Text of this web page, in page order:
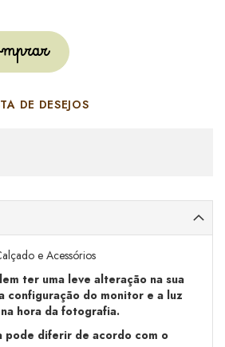
DE DESEJOS
e Acessórios
ter uma leve alteração na sua
configuração do monitor e a luz
hora da fotografia.
pode diferir de acordo com o